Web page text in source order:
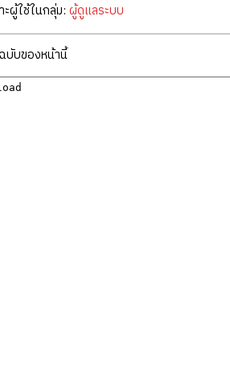
ผู้ใช้ในกลุ่ม: ผู้ดูแลระบบ
บของหน้านี้